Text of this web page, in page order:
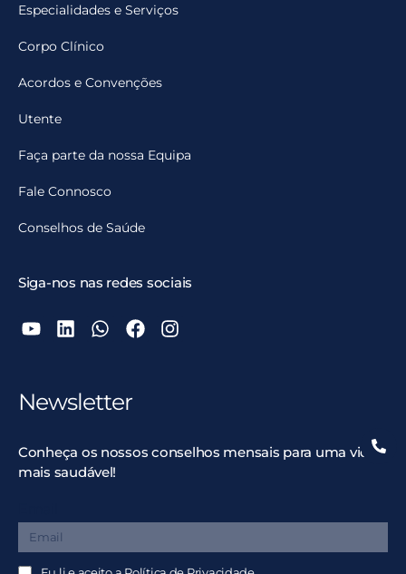
Especialidades e Serviços
Corpo Clínico
Acordos e Convenções
Utente
Faça parte da nossa Equipa
Fale Connosco
Conselhos de Saúde
Siga-nos nas redes sociais
Newsletter
Conheça os nossos conselhos mensais para uma vida
mais saudável!